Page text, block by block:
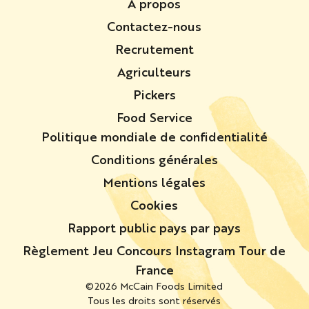
Contactez-nous
Recrutement
Agriculteurs
Pickers
Food Service
Politique mondiale de confidentialité
Conditions générales
Mentions légales
Cookies
Rapport public pays par pays
Règlement Jeu Concours Instagram Tour de
France
©2026 McCain Foods Limited
Tous les droits sont réservés